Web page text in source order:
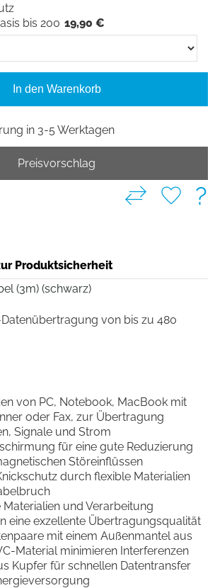
in 3-5 Werktagen
bis 200 19,90 €
In den Warenkorb
Preisvorschlag
?
Produktsicherheit
(3m) (schwarz)
von bis zu 480
von PC, Notebook, MacBook mit
oder Fax, zur Übertragung
Signale und Strom
für eine gute Reduzierung
Störeinflüssen
durch flexible Materialien
und Verarbeitung
eine exzellente Übertragungsqualität
mit einem Außenmantel aus
Material minimieren Interferenzen
Kupfer für schnellen Datentransfer